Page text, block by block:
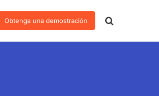
Obtenga una demostración